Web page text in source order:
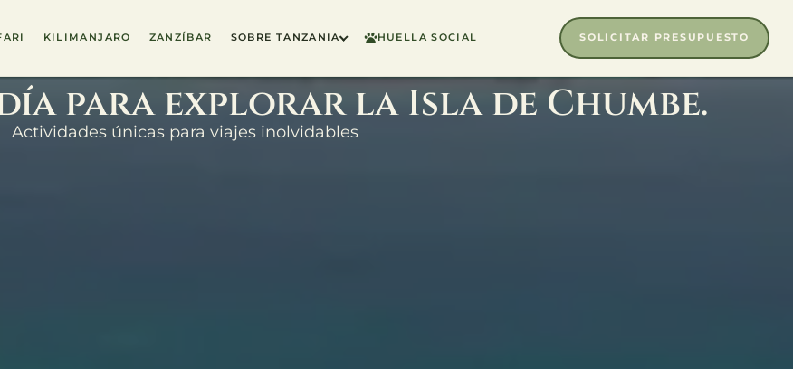
KILIMANJARO ZANZÍBAR SOBRE TANZANIA HUELLA SOCIAL SOLICITAR PRESUPUESTO
para explorar la Isla de Chumbe.
Actividades únicas para viajes inolvidables